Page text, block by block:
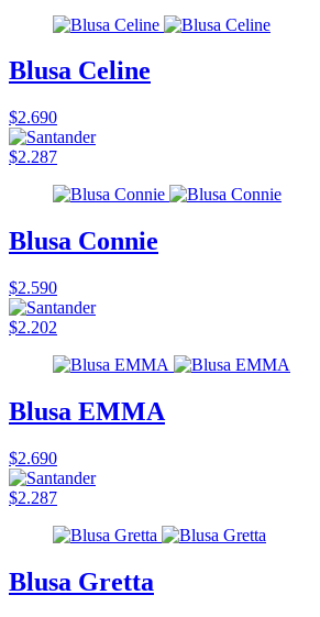
Blusa Celine
$2.690
$2.287
Blusa Connie
$2.590
$2.202
Blusa EMMA
$2.690
$2.287
Blusa Gretta